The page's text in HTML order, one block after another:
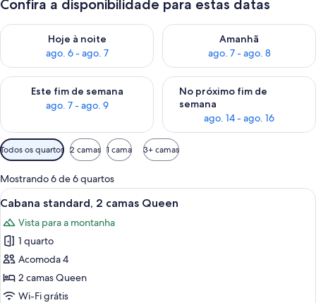
Confira a disponibilidade para estas datas
Hoje à noite
ago. 6 - ago. 7
Verifica a disponibilidade para esta noite, ago. 6 - ago. 7
Amanhã
ago. 7 - ago. 8
Verifica a disponibilidade
Este fim de semana
ago. 7 - ago. 9
Verifica a disponibilidade para este fim de semana, ago. 7 -
No próximo fim de
semana
ago. 14 - ago. 16
Verifica a disponibilidade
Filtros
disponíveis
para
os
quartos
Todos os quartos 2 camas 1 cama 3+ camas
Mostrando 6 de 6 quartos
Carrega
todas
as
fotos
de
Cabana
standard,
Cabana standard, 2 camas Queen |
8
Cabana standard, 2 camas Queen
Vista para a montanha
1 quarto
Acomoda 4
2 camas Queen
Wi-Fi grátis